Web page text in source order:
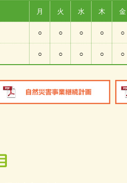
月 火 水 木 金
○ ○ ○ ○ ○
○ ○ ○ ○ ○